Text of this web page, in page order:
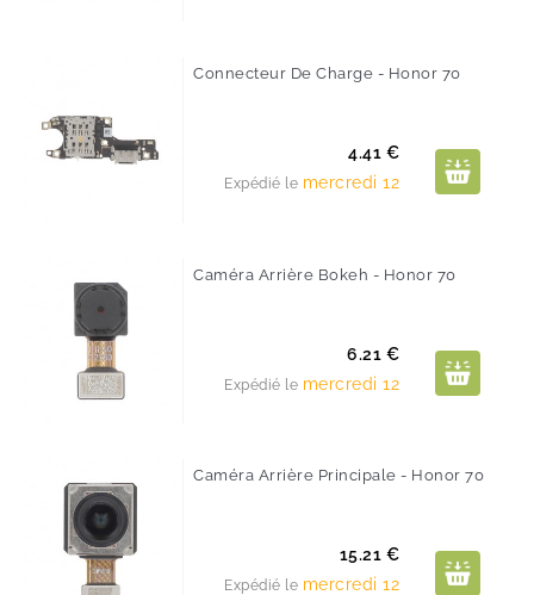
Connecteur De Charge - Honor 70
Prix
4.41 €
Expédié le mercredi 12
Caméra Arrière Bokeh - Honor 70
Prix
6.21 €
Expédié le mercredi 12
Caméra Arrière Principale - Honor 70
Prix
15.21 €
Expédié le mercredi 12